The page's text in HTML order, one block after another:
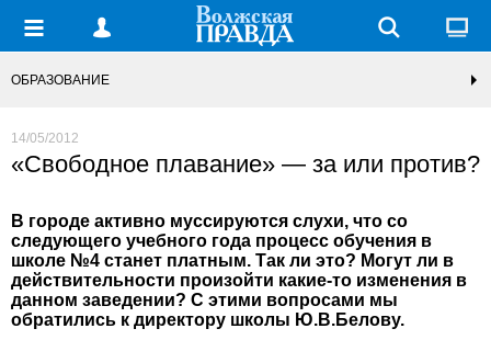
ОБРАЗОВАНИЕ
14/05/2012
«Свободное плавание» — за или против?
В городе активно муссируются слухи, что со
следующего учебного года процесс обучения в
школе №4 станет платным. Так ли это? Могут ли в
действительности произойти какие-то изменения в
данном заведении? С этими вопросами мы
обратились к директору школы Ю.В.Белову.